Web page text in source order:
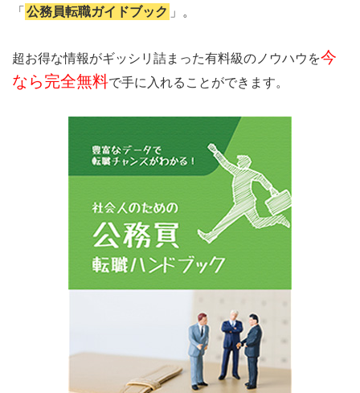
「 公務員転職ガイドブック 」。
超お得な情報がギッシリ詰まった有料級のノウハウを今
なら完全無料で手に入れることができます。